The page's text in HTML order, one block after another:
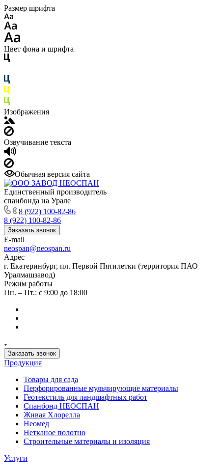
Размер шрифта
Цвет фона и шрифта
Изображения
Озвучивание текста
Обычная версия сайта
Единственный производитель
спанбонда на Урале
8 (922) 100-82-86
8 (922) 100-82-86
Заказать звонок
E-mail
neospan@neospan.ru
Адрес
г. Екатеринбург, пл. Первой Пятилетки (территория ПАО
Уралмашзавод)
Режим работы
Пн. – Пт.: с 9:00 до 18:00
Заказать звонок
Продукция
Товары для сада
Перфорированные мульчирующие материалы
Геотекстиль для ландшафтных работ
Спанбонд НЕОСПАН
Живая Хлорелла
Нeомед
Нетканое полотно
Строительные материалы и изоляция
Услуги